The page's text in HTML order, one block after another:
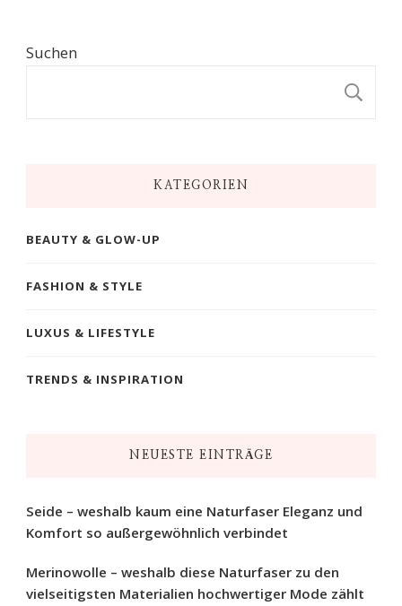
Suchen
KATEGORIEN
BEAUTY & GLOW-UP
FASHION & STYLE
LUXUS & LIFESTYLE
TRENDS & INSPIRATION
NEUESTE EINTRÄGE
Seide – weshalb kaum eine Naturfaser Eleganz und
Komfort so außergewöhnlich verbindet
Merinowolle – weshalb diese Naturfaser zu den
vielseitigsten Materialien hochwertiger Mode zählt